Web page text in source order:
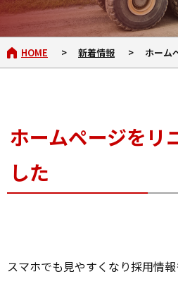
HOME 新着情報 ホーム
ホームページをリ
した
スマホでも見やすくなり採用情報